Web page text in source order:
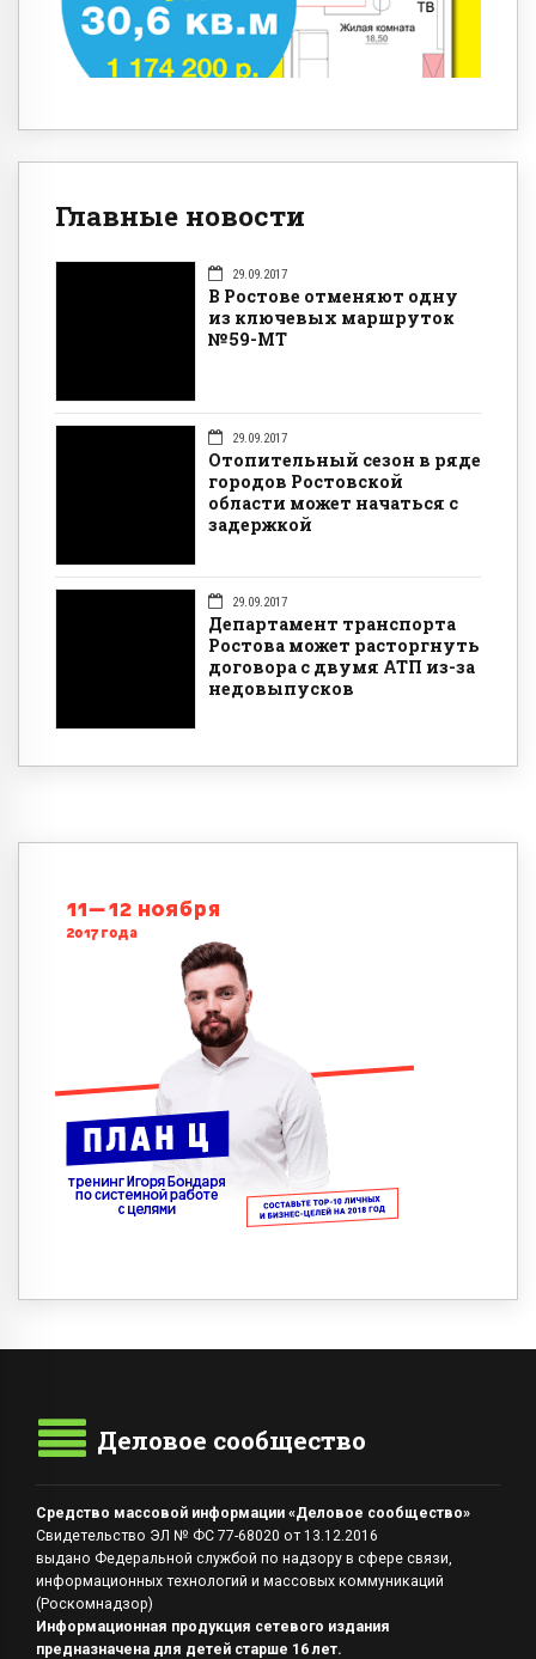
Главные новости
29.09.2017
В Ростове отменяют одну
из ключевых маршруток
№59-МТ
29.09.2017
Отопительный сезон в ряде
городов Ростовской
области может начаться с
задержкой
29.09.2017
Департамент транспорта
Ростова может расторгнуть
договора с двумя АТП из-за
недовыпусков
Деловое сообщество
Средство массовой информации «Деловое сообщество»
Свидетельство ЭЛ № ФС 77-68020 от 13.12.2016
выдано Федеральной службой по надзору в сфере связи,
информационных технологий и массовых коммуникаций
(Роскомнадзор)
Информационная продукция сетевого издания
предназначена для детей старше 16 лет.